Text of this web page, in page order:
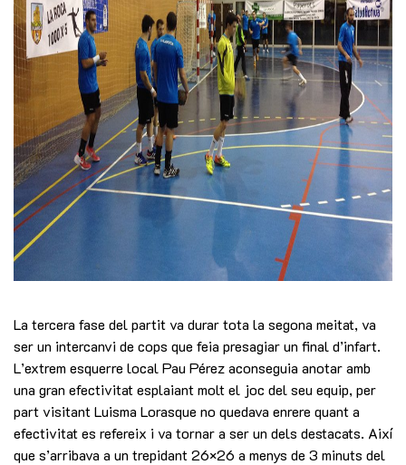
La tercera fase del partit va durar tota la segona meitat, va
ser un intercanvi de cops que feia presagiar un final d’infart.
L’extrem esquerre local Pau Pérez aconseguia anotar amb
una gran efectivitat esplaiant molt el joc del seu equip, per
part visitant Luisma Lorasque no quedava enrere quant a
efectivitat es refereix i va tornar a ser un dels destacats. Així
que s’arribava a un trepidant 26×26 a menys de 3 minuts del